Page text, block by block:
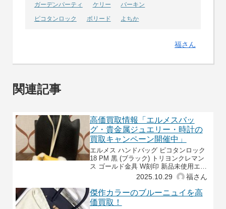
ガーデンパーティ
ケリー
バーキン
ピコタンロック
ボリード よちか
福さん
関連記事
高価買取情報「エルメスバッ
グ・貴金属ジュエリー・時計の
買取キャンペーン開催中」
エルメス ハンドバッグ ピコタンロック
18 PM 黒 (ブラック) トリヨンクレマン
ス ゴールド金具 W刻印 新品未使用エル
メス バッグチャーム バディ 犬 パイユ/
クレ/ナチュラル アニョーミロ(
2025.10.29 福さん
傑作カラーのブルーニュイを高
価買取！